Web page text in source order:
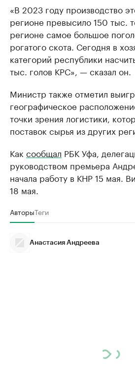
«В 2023 году производство
регионе превысило 150 тыс.
регионе самое большое
рогатого скота. Сегодня в
категорий республики
тыс. голов КРС», — сказал он.
Министр также отметил
географическое
точки зрения логистики,
поставок сырья из других
Как сообщал РБК Уфа,
руководством премьера
начала работу в КНР 15 мая.
18 мая.
АвторыТеги
Анастасия Андреева